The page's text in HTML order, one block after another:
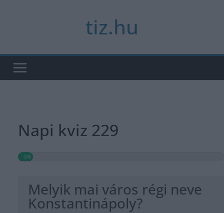
tiz.hu
Napi kviz 229
0%
Melyik mai város régi neve
Konstantinápoly?